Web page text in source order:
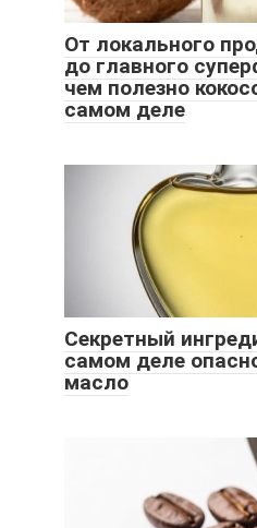
От локального
до главного
чем полезно
самом деле
Секретный
самом деле
масло